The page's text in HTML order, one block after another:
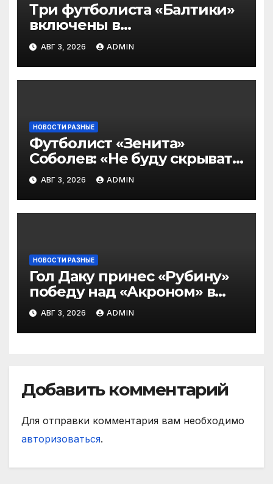
Три футболиста «Балтики»
включены в
символическую сборную
2‑го тура РПЛ по версии
подписчиков МАТЧ
ПРЕМЬЕР
АВГ 3, 2026 ADMIN
НОВОСТИ РАЗНЫЕ
Футболист «Зенита»
Соболев: «Не буду скрывать
— в Оренбурге всегда
тяжело играть»
АВГ 3, 2026 ADMIN
НОВОСТИ РАЗНЫЕ
Гол Даку принес «Рубину»
победу над «Акроном» в
матче РПЛ
АВГ 3, 2026 ADMIN
Добавить комментарий
Для отправки комментария вам необходимо
авторизоваться.